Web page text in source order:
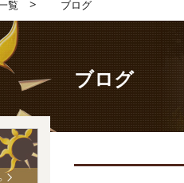
覧 > ブログ
ブログ